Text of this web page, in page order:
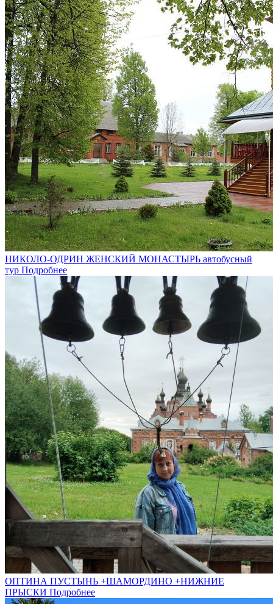
НИКОЛО-ОДРИН ЖЕНСКИЙ МОНАСТЫРЬ автобусный
тур Подробнее
ОПТИНА ПУСТЫНЬ +ШАМОРДИНО +НИЖНИЕ
ПРЫСКИ Подробнее